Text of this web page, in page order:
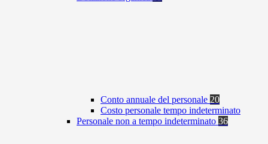
Conto annuale del personale 20
Costo personale tempo indeterminato
Personale non a tempo indeterminato 36